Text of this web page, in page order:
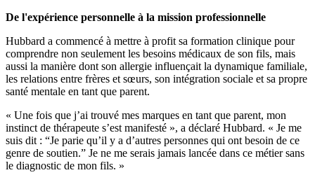
De l'expérience personnelle à la mission professionnelle
Hubbard a commencé à mettre à profit sa formation clinique pour
comprendre non seulement les besoins médicaux de son fils, mais
aussi la manière dont son allergie influençait la dynamique familiale,
les relations entre frères et sœurs, son intégration sociale et sa propre
santé mentale en tant que parent.
« Une fois que j’ai trouvé mes marques en tant que parent, mon
instinct de thérapeute s’est manifesté », a déclaré Hubbard. « Je me
suis dit : “Je parie qu’il y a d’autres personnes qui ont besoin de ce
genre de soutien.” Je ne me serais jamais lancée dans ce métier sans
le diagnostic de mon fils. »